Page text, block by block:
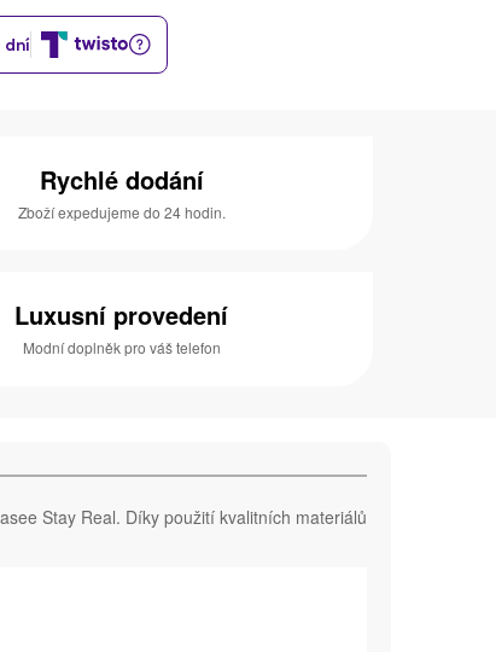
Rychlé dodání
Zboží expedujeme do 24 hodin.
Luxusní provedení
Modní doplněk pro váš telefon
Stay Real. Díky použití kvalitních materiálů